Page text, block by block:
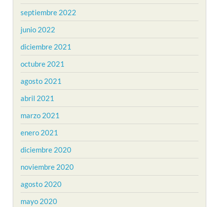
septiembre 2022
junio 2022
diciembre 2021
octubre 2021
agosto 2021
abril 2021
marzo 2021
enero 2021
diciembre 2020
noviembre 2020
agosto 2020
mayo 2020